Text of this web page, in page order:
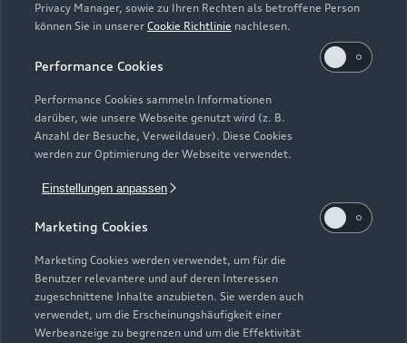
Privacy Manager, sowie zu Ihren Rechten als betroffene Person
können Sie in unserer Cookie Richtlinie nachlesen.
Performance Cookies
Performance Cookies sammeln Informationen
darüber, wie unsere Webseite genutzt wird (z. B.
Anzahl der Besuche, Verweildauer). Diese Cookies
werden zur Optimierung der Webseite verwendet.
Einstellungen anpassen
Marketing Cookies
Marketing Cookies werden verwendet, um für die
Benutzer relevantere und auf deren Interessen
zugeschnittene Inhalte anzubieten. Sie werden auch
verwendet, um die Erscheinungshäufigkeit einer
Werbeanzeige zu begrenzen und um die Effektivität
Zur Reparatur